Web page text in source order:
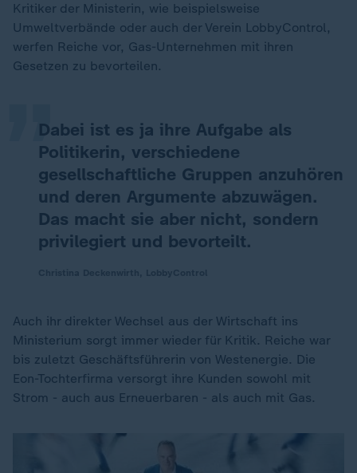
Kritiker der Ministerin, wie beispielsweise
Umweltverbände oder auch der Verein LobbyControl,
werfen Reiche vor, Gas-Unternehmen mit ihren
Gesetzen zu bevorteilen.
Dabei ist es ja ihre Aufgabe als
Politikerin, verschiedene
gesellschaftliche Gruppen anzuhören
und deren Argumente abzuwägen.
Das macht sie aber nicht, sondern
privilegiert und bevorteilt.
„
Auch ihr direkter Wechsel aus der Wirtschaft ins
Ministerium sorgt immer wieder für Kritik. Reiche war
bis zuletzt Geschäftsführerin von Westenergie. Die
Eon-Tochterfirma versorgt ihre Kunden sowohl mit
Strom - auch aus Erneuerbaren - als auch mit Gas.